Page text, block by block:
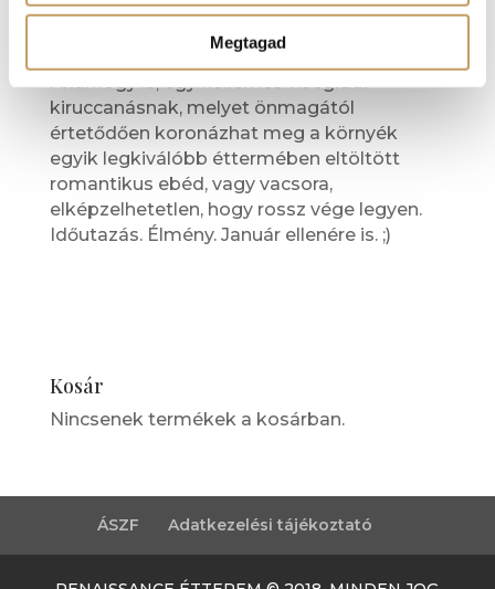
Megtagad
lehet kötni kissé az apró ajándékot, az még
frappánsabban veszi ki magát.
Akárhogy is, egy kellemes visegrádi
kiruccanásnak, melyet önmagától
értetődően koronázhat meg a környék
egyik legkiválóbb éttermében eltöltött
romantikus ebéd, vagy vacsora,
elképzelhetetlen, hogy rossz vége legyen.
Időutazás. Élmény. Január ellenére is. ;)
Kosár
Nincsenek termékek a kosárban.
ÁSZF Adatkezelési tájékoztató